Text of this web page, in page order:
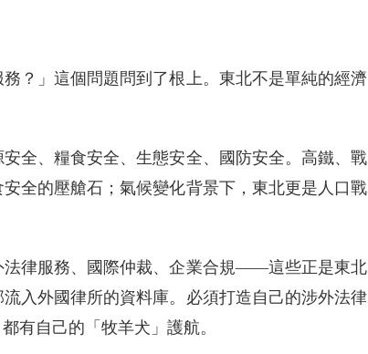
？」這個問題問到了根上。東北不是單純的經濟
全、糧食安全、生態安全、國防安全。高鐵、戰
全的壓艙石；氣候變化背景下，東北更是人口戰
法律服務、國際仲裁、企業合規——這些正是東北
入外國律所的資料庫。必須打造自己的涉外法律
有自己的「牧羊犬」護航。